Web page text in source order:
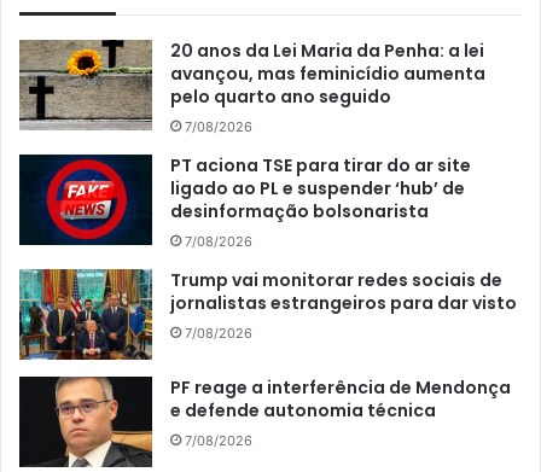
20 anos da Lei Maria da Penha: a lei
avançou, mas feminicídio aumenta
pelo quarto ano seguido
7/08/2026
PT aciona TSE para tirar do ar site
ligado ao PL e suspender ‘hub’ de
desinformação bolsonarista
7/08/2026
Trump vai monitorar redes sociais de
jornalistas estrangeiros para dar visto
7/08/2026
PF reage a interferência de Mendonça
e defende autonomia técnica
7/08/2026